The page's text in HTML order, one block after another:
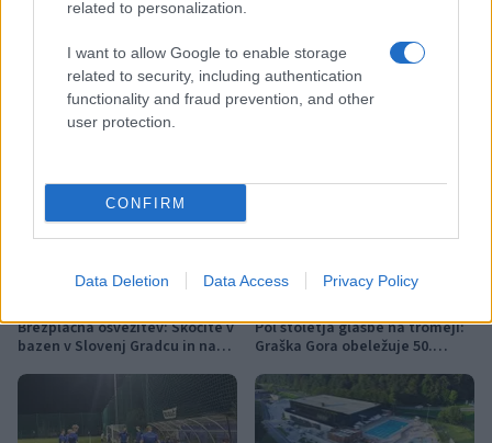
related to personalization.
I want to allow Google to enable storage
related to security, including authentication
functionality and fraud prevention, and other
user protection.
CONFIRM
Data Deletion Data Access Privacy Policy
Ključne besede: koronavirus vlada
Brezplačna osvežitev: Skočite v
bazen v Slovenj Gradcu in na
Pol stoletja glasbe na tromeji:
Graška Gora obeležuje 50.
zabavne glasbe